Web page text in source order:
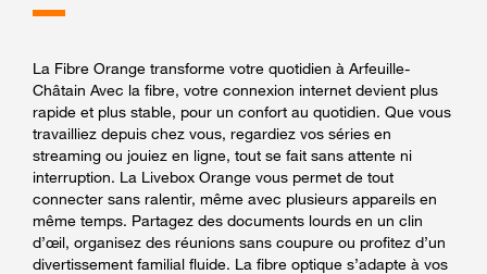
La Fibre Orange transforme votre quotidien à Arfeuille-
Châtain Avec la fibre, votre connexion internet devient plus
rapide et plus stable, pour un confort au quotidien. Que vous
travailliez depuis chez vous, regardiez vos séries en
streaming ou jouiez en ligne, tout se fait sans attente ni
interruption. La Livebox Orange vous permet de tout
connecter sans ralentir, même avec plusieurs appareils en
même temps. Partagez des documents lourds en un clin
d’œil, organisez des réunions sans coupure ou profitez d’un
divertissement familial fluide. La fibre optique s’adapte à vos